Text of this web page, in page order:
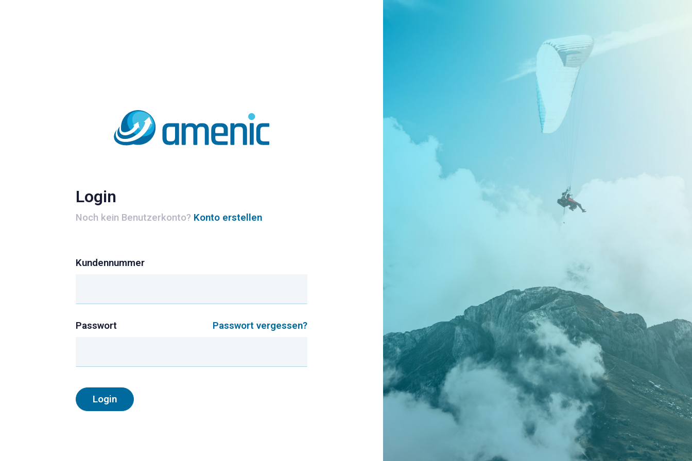
Login
Noch kein Benutzerkonto? Konto erstellen
Kundennummer
Passwort Passwort vergessen?
Login